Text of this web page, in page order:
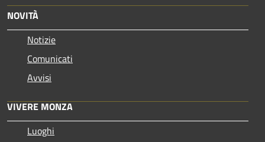
NOVITÀ
Notizie
Comunicati
Avvisi
VIVERE MONZA
Luoghi